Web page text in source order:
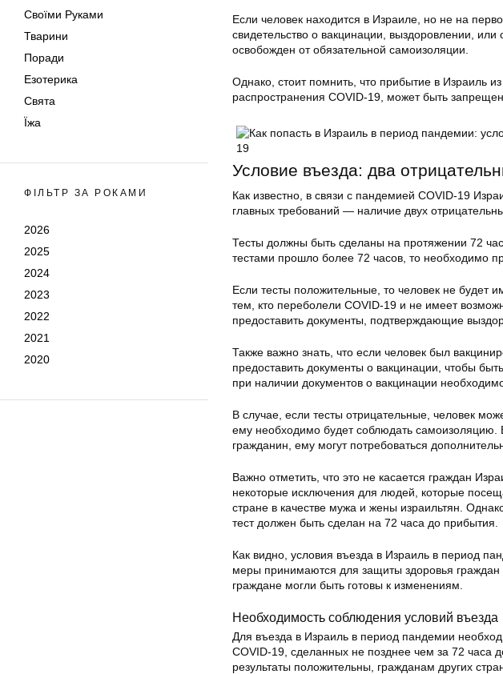
Своїми Руками
Тварини
Поради
Езотерика
Свята
Їжа
ФІЛЬТР ЗА РОКАМИ
2026
2025
2024
2023
2022
2021
2020
Если человек находится в Израиле, но не на
свидетельство о вакцинации, выздоровлении,
освобожден от обязательной самоизоляции.
Однако, стоит помнить, что прибытие в Израиль
распространения COVID-19, может быть
Условие въезда: два
Как известно, в связи с пандемией COVID-19
главных требований — наличие двух
Тесты должны быть сделаны на протяжении 72
тестами прошло более 72 часов, то необходимо
Если тесты положительные, то человек не будет
тем, кто переболели COVID-19 и не имеет
предоставить документы, подтверждающие
Также важно знать, что если человек был
предоставить документы о вакцинации, чтобы
при наличии документов о вакцинации
В случае, если тесты отрицательные, человек
ему необходимо будет соблюдать самоизоляцию.
гражданин, ему могут потребоваться
Важно отметить, что это не касается граждан
некоторые исключения для людей, которые
стране в качестве мужа и жены израильтян.
тест должен быть сделан на 72 часа до прибытия.
Как видно, условия въезда в Израиль в период
меры принимаются для защиты здоровья граждан
граждане могли быть готовы к изменениям.
Необходимость соблюдения условий въезда
Для въезда в Израиль в период пандемии
COVID-19, сделанных не позднее чем за 72 часа
результаты положительны, гражданам других